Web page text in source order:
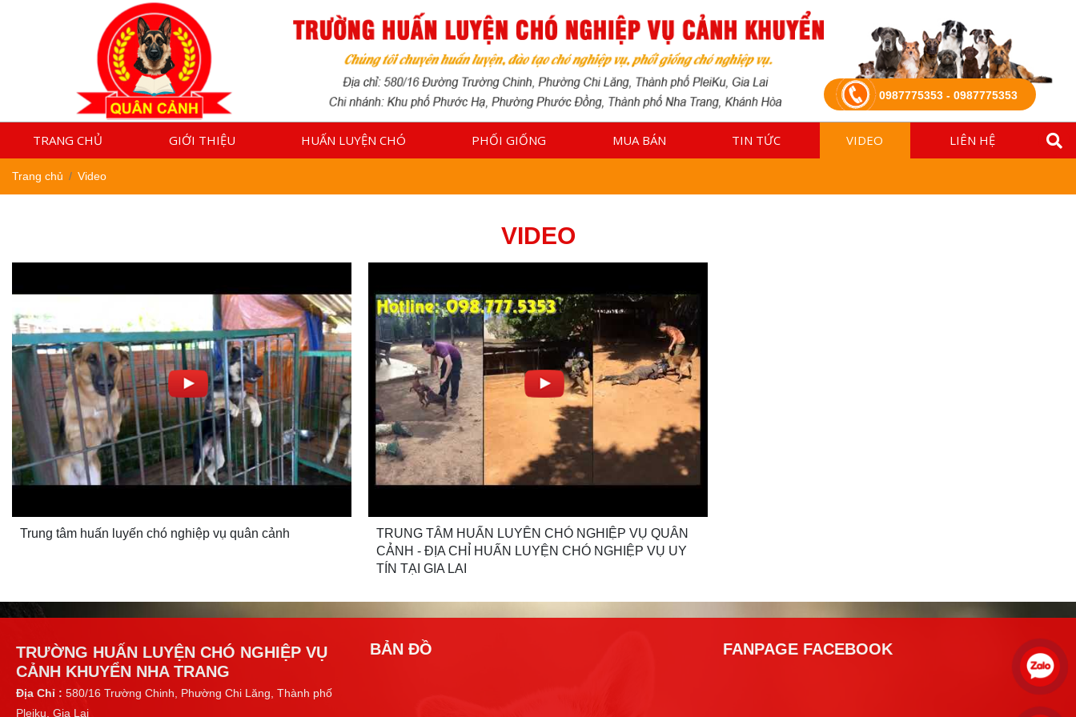
0987775353 - 0987775353
TRANG CHỦ GIỚI THIỆU HUẤN LUYỆN CHÓ PHỐI GIỐNG MUA BÁN TIN TỨC VIDEO LIÊN HỆ
Trang chủ Video
VIDEO
Trung tâm huấn luyến chó nghiệp vụ quân cảnh
TRUNG TÂM HUẤN LUYÊN CHÓ NGHIỆP VỤ QUÂN
CẢNH - ĐỊA CHỈ HUẤN LUYỆN CHÓ NGHIỆP VỤ UY
TÍN TẠI GIA LAI
TRƯỜNG HUẤN LUYỆN CHÓ NGHIỆP VỤ
CẢNH KHUYỂN NHA TRANG
Địa Chỉ : 580/16 Trường Chinh, Phường Chi Lăng, Thành phố
Pleiku, Gia Lai
BẢN ĐỒ FANPAGE FACEBOOK